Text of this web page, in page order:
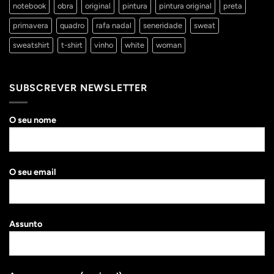
notebook obra original pintura pintura original preta
primavera quadro rafa nadal seneridade sweat
sweatshirt t-shirt vinho white woman
SUBSCREVER NEWSLETTER
O seu nome
O seu email
Assunto